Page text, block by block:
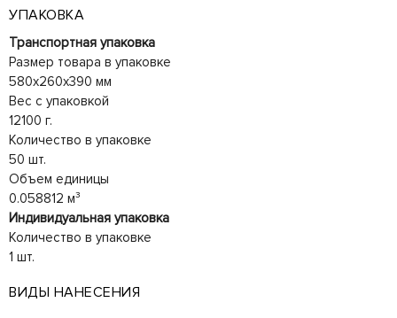
УПАКОВКА
Транспортная упаковка
Размер товара в упаковке
580x260x390 мм
Вес с упаковкой
12100 г.
Количество в упаковке
50 шт.
Объем единицы
0.058812 м³
Индивидуальная упаковка
Количество в упаковке
1 шт.
ВИДЫ НАНЕСЕНИЯ